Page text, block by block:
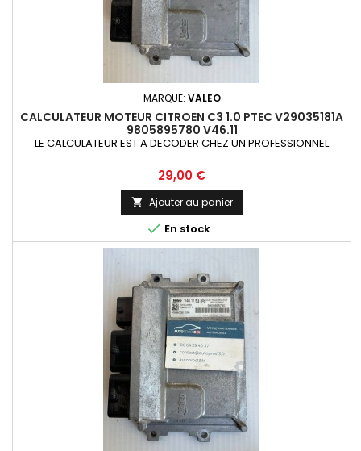
MARQUE: VALEO
CALCULATEUR MOTEUR CITROEN C3 1.0 PTEC V29035181A
9805895780 V46.11
LE CALCULATEUR EST A DECODER CHEZ UN PROFESSIONNEL
Prix
29,00 €
 Ajouter au panier
 En stock